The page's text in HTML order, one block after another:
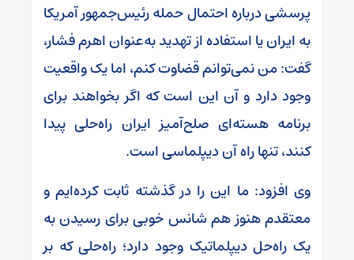
پرسشی درباره احتمال حمله رئیس‌جمهور آمریکا
به ایران یا استفاده از تهدید به‌عنوان اهرم فشار،
گفت: من نمی‌توانم قضاوت کنم، اما یک واقعیت
وجود دارد و آن این است که اگر بخواهند برای
برنامه هسته‌ای صلح‌آمیز ایران راه‌حلی پیدا
کنند، تنها راه آن دیپلماسی است.
وی افزود: ما این را در گذشته ثابت کرده‌ایم و
معتقدم هنوز هم شانس خوبی برای رسیدن به
یک راه‌حل دیپلماتیک وجود دارد؛ راه‌حلی که بر